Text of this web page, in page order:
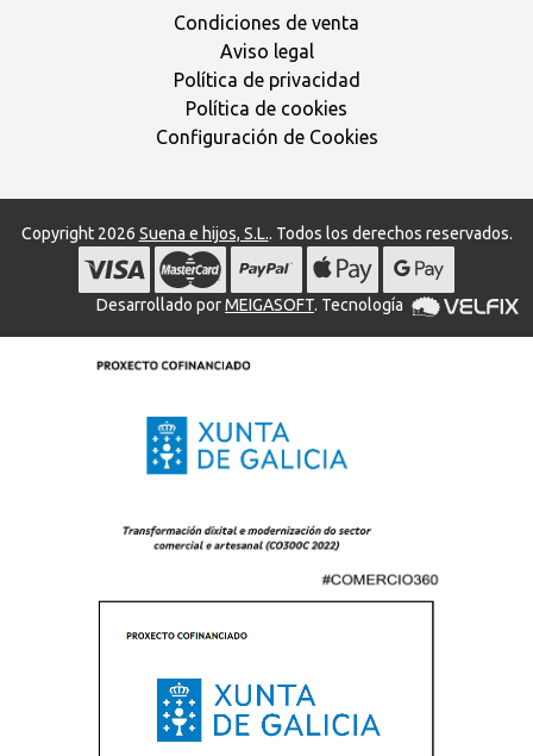
Condiciones de venta
Aviso legal
Política de privacidad
Política de cookies
Configuración de Cookies
Copyright 2026 Suena e hijos, S.L.. Todos los derechos reservados.
Desarrollado porMEIGASOFT. Tecnología